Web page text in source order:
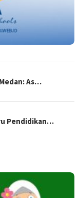
As…
Pendidikan…